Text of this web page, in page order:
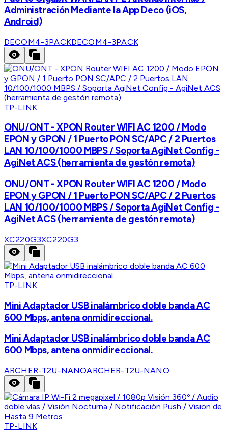
Administración Mediante la App Deco (iOS,
Android)
DECOM4-3PACKDECOM4-3PACK
TP-LINK
ONU/ONT - XPON Router WIFI AC 1200 / Modo
EPON y GPON / 1 Puerto PON SC/APC / 2 Puertos
LAN 10/100/1000 MBPS / Soporta AgiNet Config -
AgiNet ACS (herramienta de gestón remota)
ONU/ONT - XPON Router WIFI AC 1200 / Modo
EPON y GPON / 1 Puerto PON SC/APC / 2 Puertos
LAN 10/100/1000 MBPS / Soporta AgiNet Config -
AgiNet ACS (herramienta de gestón remota)
XC220G3XC220G3
TP-LINK
Mini Adaptador USB inalámbrico doble banda AC
600 Mbps, antena onmidireccional.
Mini Adaptador USB inalámbrico doble banda AC
600 Mbps, antena onmidireccional.
ARCHER-T2U-NANOARCHER-T2U-NANO
TP-LINK